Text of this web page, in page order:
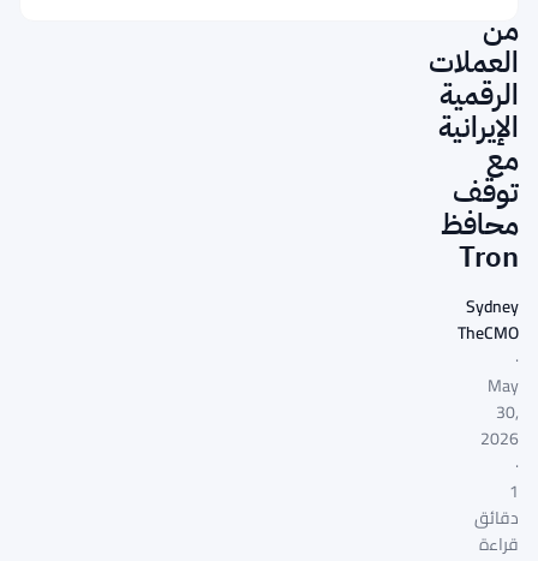
من
العملات
الرقمية
الإيرانية
مع
توقف
محافظ
Tron
Sydney
TheCMO
·
May
30,
2026
·
1
دقائق
قراءة